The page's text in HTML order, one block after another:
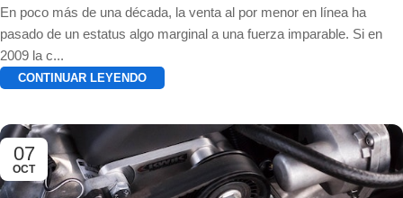
En poco más de una década, la venta al por menor en línea ha
pasado de un estatus algo marginal a una fuerza imparable. Si en
2009 la c...
CONTINUAR LEYENDO
07
OCT